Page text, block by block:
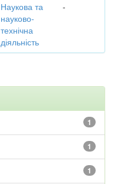
Наукова та
науково-
технічна
діяльність
-
1
1
1